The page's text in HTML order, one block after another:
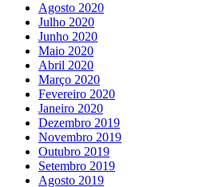
Agosto 2020
Julho 2020
Junho 2020
Maio 2020
Abril 2020
Março 2020
Fevereiro 2020
Janeiro 2020
Dezembro 2019
Novembro 2019
Outubro 2019
Setembro 2019
Agosto 2019